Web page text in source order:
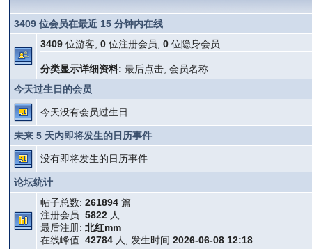
3409 位会员在最近 15 分钟内在线
3409 位游客,0 位注册会员,0 位隐身会员
分类显示详细资料: 最后点击 ,会员名称
今天过生日的会员
今天没有会员过生日
未来 5 天内即将发生的日历事件
没有即将发生的日历事件
论坛统计
帖子总数:261894 篇
注册会员:5822 人
最后注册:北红mm
在线峰值:42784 人, 发生时间2026-06-08 12:18